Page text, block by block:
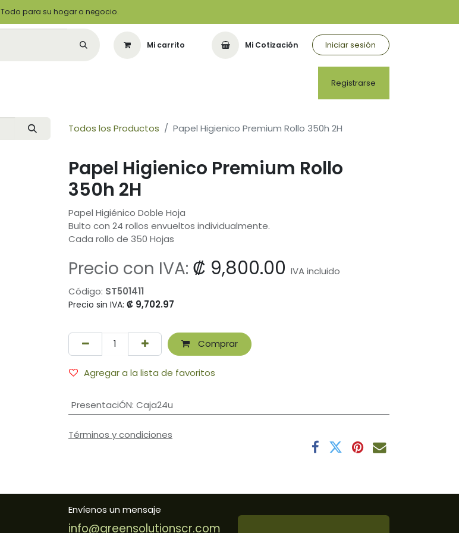
Todo para su hogar o negocio.
Mi carrito Mi Cotización Iniciar sesión
Registrarse
Todos los Productos Papel Higienico Premium Rollo 350h 2H
Papel Higienico Premium Rollo
350h 2H
Papel Higiénico Doble Hoja
Bulto con 24 rollos envueltos individualmente.
Cada rollo de 350 Hojas
Precio con IVA: ₡ 9,800.00 IVA incluido
Código: ST501411
Precio sin IVA: ₡ 9,702.97
Comprar
Agregar a la lista de favoritos
PresentaciÓN: Caja24u
Términos y condiciones
Envíenos un mensaje
info@greensolutionscr.com